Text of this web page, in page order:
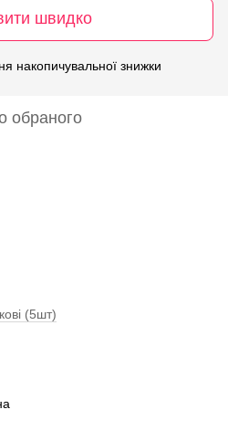
швидко
накопичувальної знижки
обраного
(5шт)